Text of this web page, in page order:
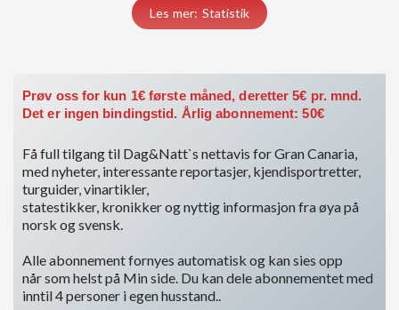
Du må være medlem for å få tilgang til dette innholdet.
Les mer: Statistik
Prøv oss for kun 1€ første måned, deretter 5€ pr. mnd.
Det er ingen bindingstid. Årlig abonnement: 50€
Få full tilgang til Dag&Natt`s nettavis for Gran Canaria,
med nyheter, interessante reportasjer, kjendisportretter,
turguider, vinartikler,
statestikker, kronikker og nyttig informasjon fra øya på
norsk og svensk.
Alle abonnement fornyes automatisk og kan sies opp
når som helst på Min side. Du kan dele abonnementet med
inntil 4 personer i egen husstand..